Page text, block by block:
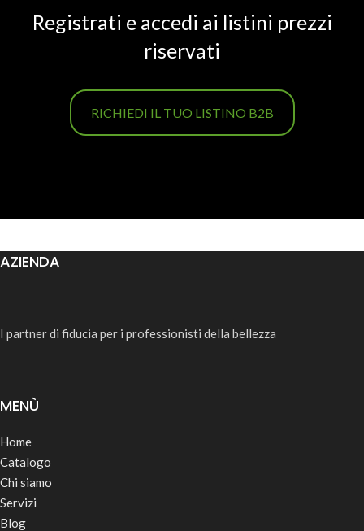
Registrati e accedi ai listini prezzi
riservati
RICHIEDI IL TUO LISTINO B2B
AZIENDA
I partner di fiducia per i professionisti della bellezza
MENÙ
Home
Catalogo
Chi siamo
Servizi
Blog